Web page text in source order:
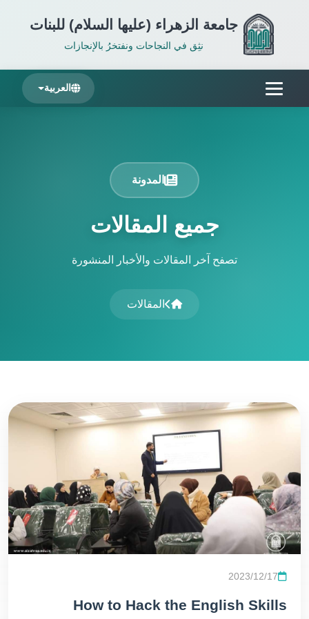
جامعة الزهراء (عليها السلام) للبنات
نثِق في النجاحات ونفتخرُ بالإنجازات
العربية
المدونة
جميع المقالات
تصفح آخر المقالات والأخبار المنشورة
المقالات
2023/12/17
How to Hack the English Skills